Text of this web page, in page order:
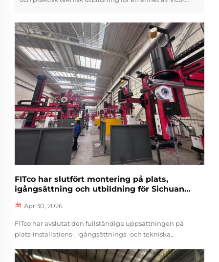
Vårt erfarna tekniska team levererade ett komplett
utbud av målriktade utbildningssessioner...
FITco har slutfört montering på plats,
igångsättning och utbildning för Sichuan
Apr 30, 2026
FITco har avslutat den fullständiga uppsättningen på
plats-installations-, igångsättnings- och tekniska
liten CC-utrustning som levererats till Sichuan Jinglei